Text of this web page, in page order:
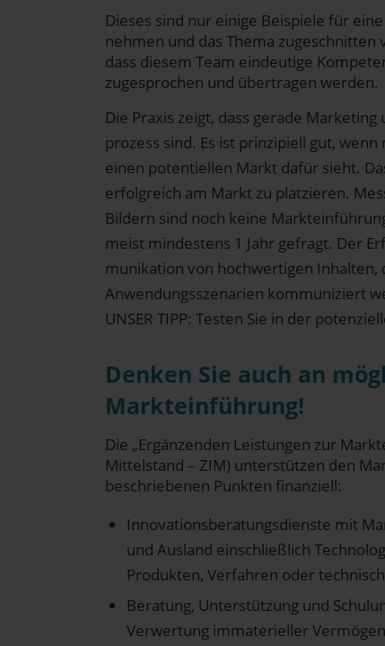
Die­ses sind nur eini­ge Bei­spie­le für
neh­men und das The­ma
dass die­sem Team ein­deu­ti­ge
zuge­spro­chen und über­tra­gen werden.
Die Pra­xis zeigt, dass gera­de
pro­zess sind. Es ist prin­zi­pi­ell gut,
einen poten­ti­el­len Markt dafür sieht.
erfolg­reich am Markt zu plat­zie­ren.
Bil­dern sind noch kei­ne
meist min­des­tens 1 Jahr gefragt​. Der
mu­ni­ka­ti­on von hoch­wer­ti­gen
Anwen­dungs­sze­na­ri­en kom­mu­ni­ziert
UNSER TIPP: Tes­ten Sie in der
Den­ken Sie auch an
Markteinführung!
Die „Ergän­zen­den Leis­tun­gen zur
Mit­tel­stand – ZIM)​ unter­stüt­zen den
beschrie­be­nen Punk­ten finanziell:
Innovationsberatungsdienste​ mit
und Aus­land ein­schließ­lich
Pro­duk­ten, Ver­fah­ren oder
Bera­tung, Unter­stüt­zung und
Ver­wer­tung imma­te­ri­el­ler